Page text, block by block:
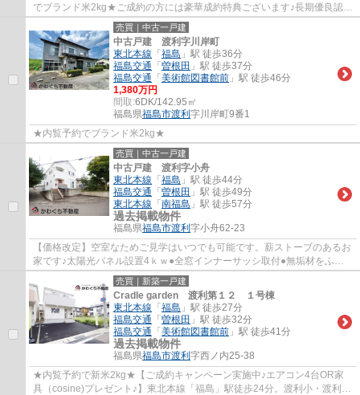
でブランド米2kg★ご成約の方には豪華成約特典ございます♪長期優良認定
住宅！税制優遇あり！みらいエコ補助金75万...
売買｜中古一戸建
中古戸建 渡利字川岸町
東北本線 「 福島 」駅 徒歩36分
福島交通 「 曽根田 」駅 徒歩37分
福島交通 「 美術館図書館前 」駅 徒歩46分
1,380万円
間取:6DK/142.95㎡
福島県福島市渡利 字川岸町9番1
★内覧予約でブランド米2kg★
売買｜中古一戸建
中古戸建 渡利字小舟
東北本線 「 福島 」駅 徒歩44分
福島交通 「 曽根田 」駅 徒歩49分
東北本線 「 南福島 」駅 徒歩57分
過去掲載物件
福島県福島市渡利 字小舟62-23
【価格改定】空室なためご見学はいつでも可能です。薪ストーブのあるお
家です♪太陽光パネル設置4ｋｗ●全窓インナーサッシ取付●無垢材をふん
だんに使用しており湿気を吸い取ります。夏...
売買｜新築一戸建
Cradle garden 渡利第１２ １号棟
東北本線 「 福島 」駅 徒歩27分
福島交通 「 曽根田 」駅 徒歩32分
福島交通 「 美術館図書館前 」駅 徒歩41分
過去掲載物件
福島県福島市渡利 字西ノ内25-38
★内覧予約で新米2kg★【ご成約キャンペーン実施中♪エアコン4台OR家
具（cosine)プレゼント♪】東北本線「福島」駅徒歩24分。渡利小・渡利中